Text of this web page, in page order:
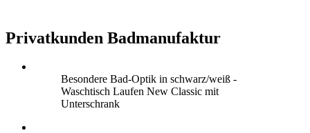
Privatkunden Badmanufaktur
Besondere Bad-Optik in schwarz/weiß -
Waschtisch Laufen New Classic mit
Unterschrank